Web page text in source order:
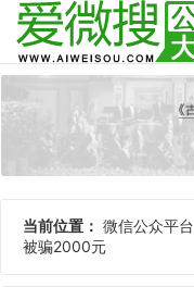
当前位置： 微信公众平台
被骗2000元